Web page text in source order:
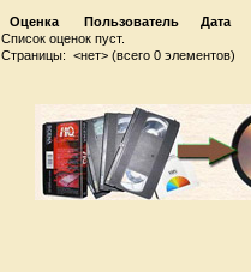
Оценка Пользователь
Дата
Список оценок пуст.
Страницы: <нет> (всего 0 элементов)